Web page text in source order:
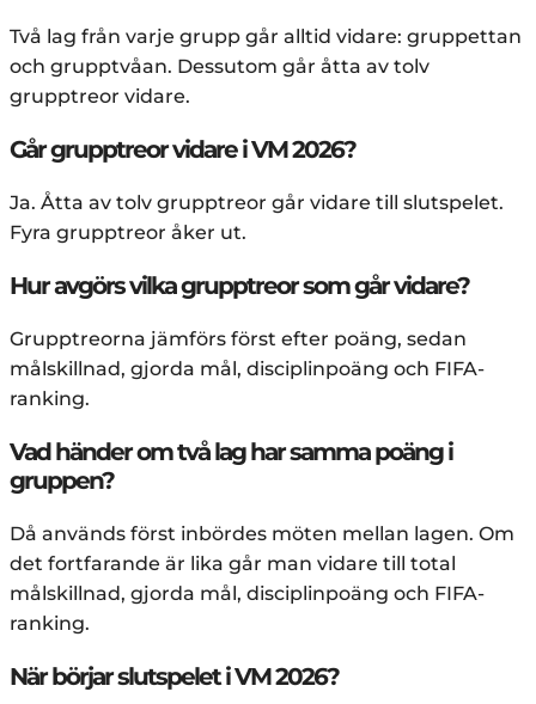
Två lag från varje grupp går alltid vidare: gruppettan
och grupptvåan. Dessutom går åtta av tolv
grupptreor vidare.
Går grupptreor vidare i VM 2026?
Ja. Åtta av tolv grupptreor går vidare till slutspelet.
Fyra grupptreor åker ut.
Hur avgörs vilka grupptreor som går vidare?
Grupptreorna jämförs först efter poäng, sedan
målskillnad, gjorda mål, disciplinpoäng och FIFA-
ranking.
Vad händer om två lag har samma poäng i
gruppen?
Då används först inbördes möten mellan lagen. Om
det fortfarande är lika går man vidare till total
målskillnad, gjorda mål, disciplinpoäng och FIFA-
ranking.
När börjar slutspelet i VM 2026?